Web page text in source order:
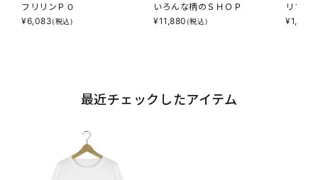
フリリンＰＯ
¥6,083(税込)
いろんな柄のＳＨＯＰ
¥11,880 (税込)
リブス
¥1,947
最近チェックしたアイテム